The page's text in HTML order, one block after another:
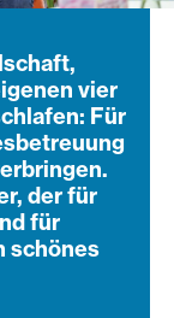
vier
Für
der für
für
schönes